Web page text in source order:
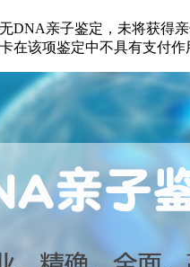
亲子鉴定，未将获得
该项鉴定中不具有支付作